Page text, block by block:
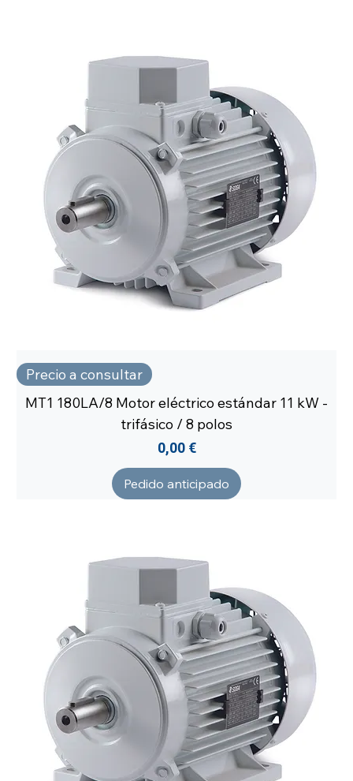
Precio a consultar
MT1 180LA/8 Motor eléctrico estándar 11 kW -
trifásico / 8 polos
Precio
0,00 €
Pedido anticipado